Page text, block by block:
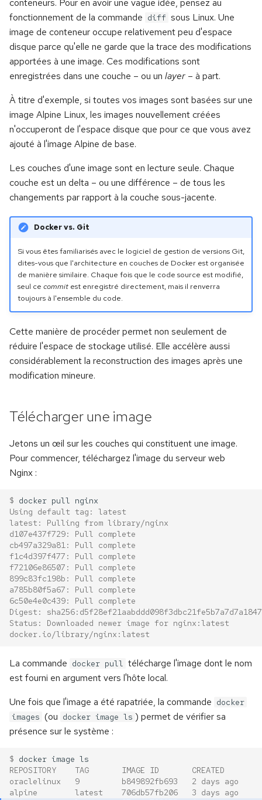
i
o
n
e
l
a
c
h
Naissance du noyau Linux
Les premières
distributions Linux
Slackware Linux
Red Hat, Fedora et
CentOS
Debian
Ubuntu
SUSE et OpenSUSE
Les systèmes BSD
Choisir sa distribution Linux
Les distributions Linux
pour l'entreprise
Qui utilise Linux ?
Les commandes de sortie
La structure des
répertoires
Créer : touch et mkdir
Copier, déplacer et
Supprimer : rm et rmdir
Éditer des fichiers texte :
Vi
Travailler efficacement
dans le shell
Consulter l'aide en ligne :
Gérer les utilisateurs
Travail en cours
Les idées fusent
Utiliser les branches
Le fast-forward merge
Le merge commit
Gérer les conflits
Afficher l'historique
Afficher les modifications
Rectifier le tir
Supprimer des fichiers
Renommer des fichiers
Renommer des branches
Prise de tête avec HEAD
Retour vers le commit
Publier vos commits
Gare à ce que vous publiez
La fusion revisitée
Le pull request
Travailler en équipe
Les branches de suivi à
distance
Récupérer une branche
distante
Les commandes Ad-hoc
Idempotence
Mon premier playbook
Un serveur web simple
Les handlers
Les variables
Facts et variables
implicites
Cibles hétérogènes
Jinja & Templates
conteneurs. Pour en avoir une vague idée, pensez au
fonctionnement de la commande diff sous Linux. Une
image de conteneur occupe relativement peu d'espace
disque parce qu'elle ne garde que la trace des modifications
apportées à une image. Ces modifications sont
enregistrées dans une couche – ou un layer – à part.
À titre d'exemple, si toutes vos images sont basées sur une
image Alpine Linux, les images nouvellement créées
n'occuperont de l'espace disque que pour ce que vous avez
ajouté à l'image Alpine de base.
Les couches d'une image sont en lecture seule. Chaque
couche est un delta – ou une différence – de tous les
changements par rapport à la couche sous-jacente.
Docker vs. Git
Si vous êtes familiarisés avec le logiciel de gestion de versions Git,
dites-vous que l'architecture en couches de Docker est organisée
de manière similaire. Chaque fois que le code source est modifié,
seul ce commitest enregistré directement, mais il renverra
toujours à l'ensemble du code.
Cette manière de procéder permet non seulement de
réduire l'espace de stockage utilisé. Elle accélère aussi
considérablement la reconstruction des images après une
modification mineure.
Télécharger une image
Jetons un œil sur les couches qui constituent une image.
Pour commencer, téléchargez l'image du serveur web
Nginx :
$ docker pull
Using default tag: latest
latest: Pulling from library/nginx
d107e437f729: Pull complete
cb497a329a81: Pull complete
f1c4d397f477: Pull complete
f72106e86507: Pull complete
899c83fc198b: Pull complete
a785b80f5a67: Pull complete
6c50e4e0c439: Pull complete
Digest:
Status: Downloaded newer image for nginx:latest
docker.io/library/nginx:latest
La commande docker pull
télécharge l'image dont le nom
est fourni en argument vers l'hôte local.
Une fois que l'image a été rapatriée, la commande docker
images (ou docker image ls ) permet de vérifier sa
présence sur le système :
$ docker image
REPOSITORY    TAG       IMAGE ID       CREATED
oraclelinux   9         b849892fb693   2 days ago
alpine        latest    706db57fb206   3 days ago